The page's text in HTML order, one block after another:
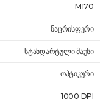
M170
ნაცრისფერი
სტანდარტული მაუსი
ოპტიკური
1000 DPI